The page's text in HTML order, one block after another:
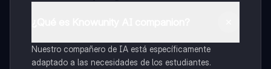
Nuestro compañero de IA está específicamente
adaptado a las necesidades de los estudiantes.